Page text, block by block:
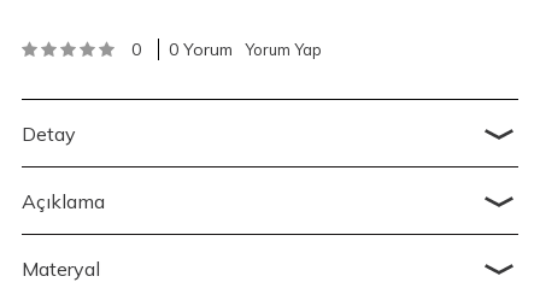
0 0 Yorum Yorum Yap
Detay
Açıklama
Materyal